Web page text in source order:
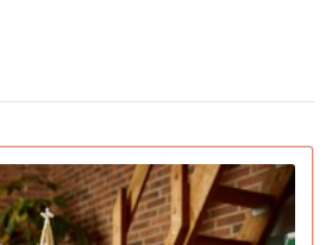
професій, яким загрожує
головний колір 2026 року:
Facelift: новий б'юті-фаворит